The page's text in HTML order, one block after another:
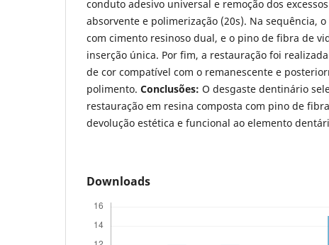
conduto adesivo universal e remoção dos
absorvente e polimerização (20s). Na sequência,
com cimento resinoso dual, e o pino de fibra de
inserção única. Por fim, a restauração foi
de cor compatível com o remanescente e
polimento. Conclusões: O desgaste dentinário
restauração em resina composta com pino de
devolução estética e funcional ao elemento
Downloads